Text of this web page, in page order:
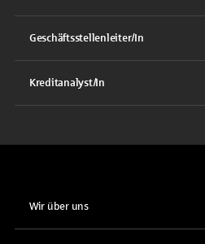
Geschäftsstellenleiter/In
Kreditanalyst/In
Wir über uns